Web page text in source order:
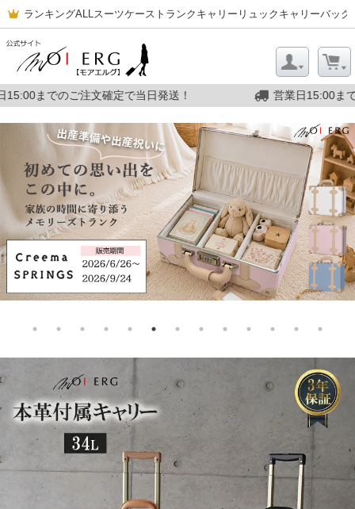
ランキングALLスーツケース トランクキャリー リュックキャリーバッグ
送！ 営業日15:00までのご注文確定で当日発送！